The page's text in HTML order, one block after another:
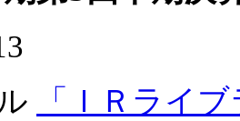
「ＩＲライ